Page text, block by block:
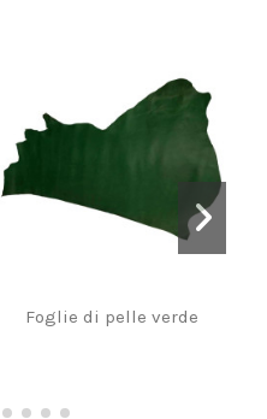
Foglie di pelle verde